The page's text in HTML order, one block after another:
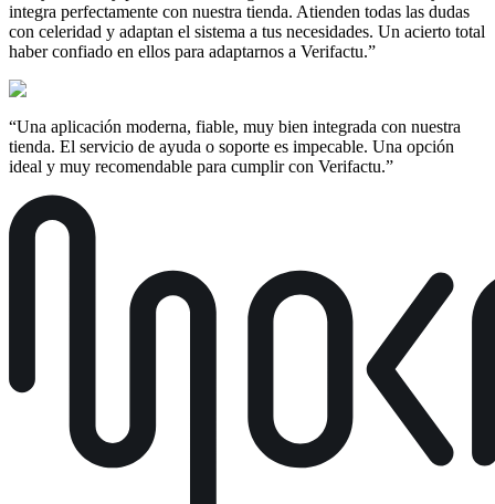
integra perfectamente con nuestra tienda. Atienden todas las dudas
con celeridad y adaptan el sistema a tus necesidades. Un acierto total
haber confiado en ellos para adaptarnos a Verifactu.”
“Una aplicación moderna, fiable, muy bien integrada con nuestra
tienda. El servicio de ayuda o soporte es impecable. Una opción
ideal y muy recomendable para cumplir con Verifactu.”